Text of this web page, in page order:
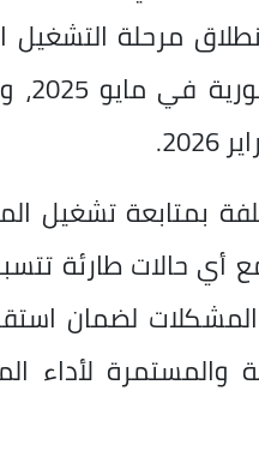
مرحلة التشغيل
بكل
بمتابعة تشغيل
مع أي حالات طارئة
لضمان
والمستمرة لأداء